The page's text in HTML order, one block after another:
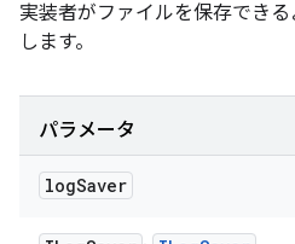
実装者がファイルを保存できる
します。
パラメータ
logSaver